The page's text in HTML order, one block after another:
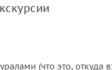
(что это, откуда